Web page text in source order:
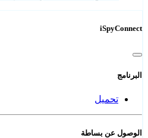
iSpyConnect
البرنامج
تحميل
الوصول عن بساطة